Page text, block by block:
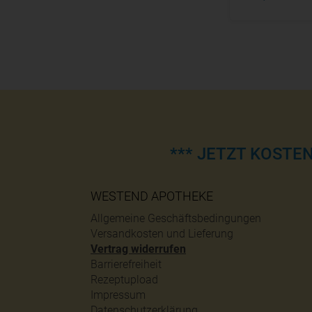
*** JETZT
WESTEND APOTHEKE
Allgemeine Geschäftsbedingungen
Versandkosten und Lieferung
Vertrag widerrufen
Barrierefreiheit
Rezeptupload
Impressum